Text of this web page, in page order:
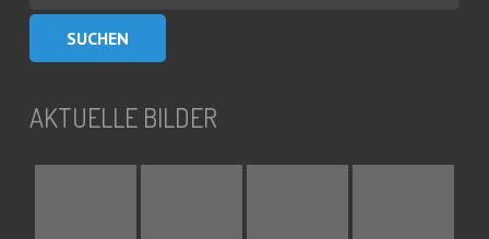
AKTUELLE BILDER